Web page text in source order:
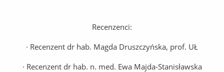
Recenzenci:
· Recenzent dr hab. Magda Druszczyńska, prof. UŁ
· Recenzent dr hab. n. med. Ewa Majda-Stanisławska